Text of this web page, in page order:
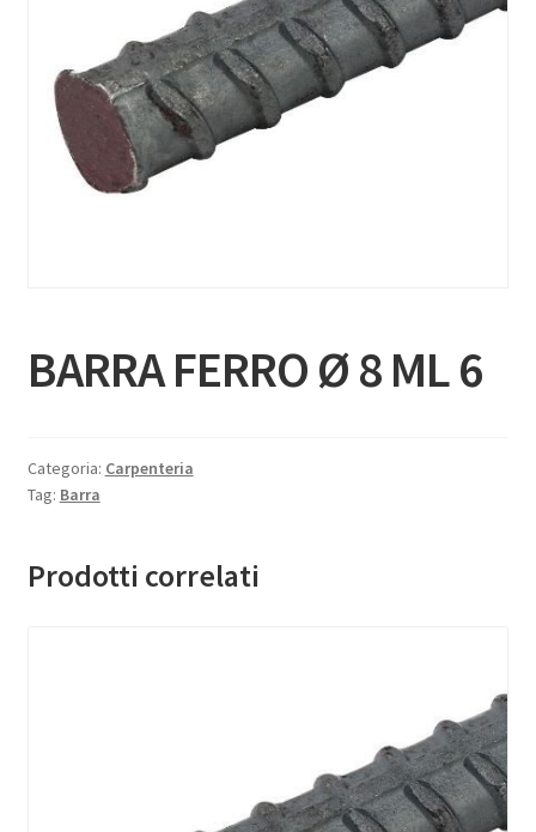
BARRA FERRO Ø 8 ML 6
Categoria: Carpenteria
Tag: Barra
Prodotti correlati